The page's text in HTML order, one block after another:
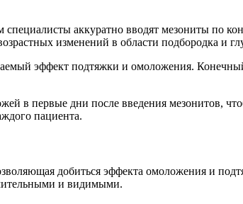
аккуратно вводят мезониты по
изменений в области подбородка и
эффект подтяжки и омоложения. Конечный
в первые дни после введения мезонитов,
пациента.
добиться эффекта омоложения и
и видимыми.